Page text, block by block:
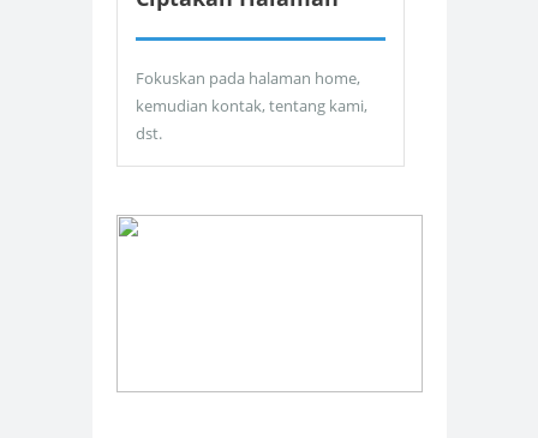
Fokuskan pada halaman home,
kemudian kontak, tentang kami,
dst.